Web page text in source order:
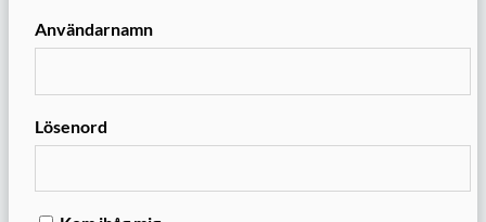
Användarnamn
Lösenord